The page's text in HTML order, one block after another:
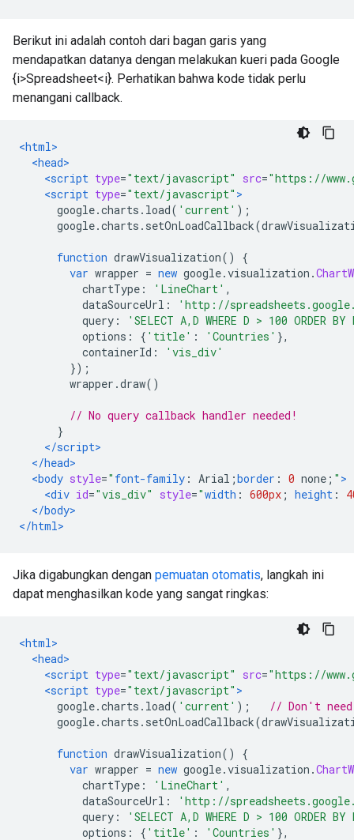
Berikut ini adalah contoh dari bagan garis yang
mendapatkan datanya dengan melakukan kueri pada Google
{i>Spreadsheet<i}. Perhatikan bahwa kode tidak perlu
menangani callback.
<html>
<head>
<script type="text/javascript" src="https://
<script type="text/javascript" >
google.charts . load( 'current' );
google.charts . setOnLoadCallback(
function drawVisualization()
{
var wrapper = new google.visualization .
chartType : 'LineChart' ,
dataSourceUrl :
'http://
query :
'SELECT A,D WHERE D > 100 ORDER
options : { 'title' : 'Countries' },
containerId :
'vis_div'
});
wrapper .draw()
// No query callback handler needed!
}
</script>
</head>
<body style=" font-family : Arial ;border : 0 none ; " >
<div id="vis_div" style="width : 600px ; height :
</body>
</html>
Jika digabungkan dengan pemuatan otomatis, langkah ini
dapat menghasilkan kode yang sangat ringkas:
<html>
<head>
<script type="text/javascript" src="https://
<script type="text/javascript" >
google.charts . load( 'current' );
// Don't
google.charts . setOnLoadCallback(
function drawVisualization()
{
var wrapper = new google.visualization .
chartType : 'LineChart' ,
dataSourceUrl :
'http://
query :
'SELECT A,D WHERE D > 100 ORDER
options : { 'title' : 'Countries' },